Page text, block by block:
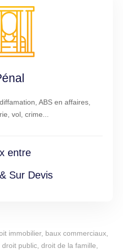
ABS en affaires,
vol, crime...
entre
Sur Devis
immobilier, baux commerciaux,
public, droit de la famille,